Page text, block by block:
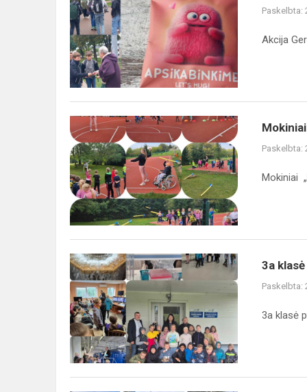
upė
Paskelbta:
Akcija
Mokiniai
„Kid's
Athletics“
programoje
Paskelbta:
Mokiniai
3a
klasė
pradėjo projekto
,,Upė"
veiklas
3a
Paskelbta:
3a klasė